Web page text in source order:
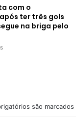
com o
ter três gols
na briga pelo
são marcados